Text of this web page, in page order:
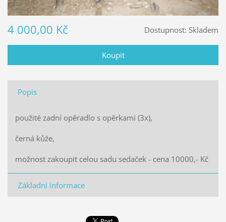
Dostupnost: Skladem
4 000,00 Kč
Popis
použité zadní opěradlo s opěrkami (3x),
černá kůže,
možnost zakoupit celou sadu sedaček - cena 10000,- Kč
Základní informace